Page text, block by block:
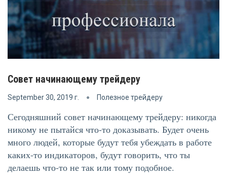
Совет начинающему трейдеру
September 30, 2019 г. Полезное трейдеру
Сегодняшний совет начинающему трейдеру: никогда
никому не пытайся что-то доказывать. Будет очень
много людей, которые будут тебя убеждать в работе
каких-то индикаторов, будут говорить, что ты
делаешь что-то не так или тому подобное.